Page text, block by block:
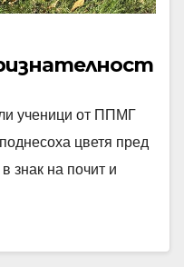
ученици от ППМГ
цветя пред
знак на почит и